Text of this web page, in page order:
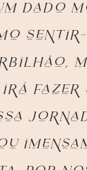
dado
sentir-
fazer